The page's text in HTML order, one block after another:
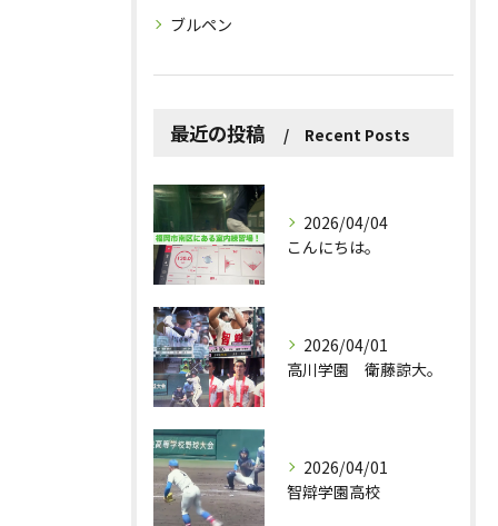
ブルペン
最近の投稿 Recent Posts
2026/04/04
こんにちは。
2026/04/01
高川学園 衛藤諒大。
2026/04/01
智辯学園高校